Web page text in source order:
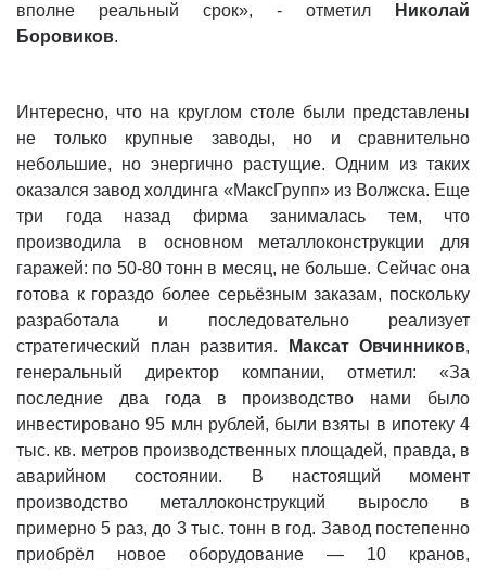
вполне реальный срок», - отметил
Николай
Боровиков.
Интересно, что на круглом столе были представлены
не только крупные заводы, но и сравнительно
небольшие, но энергично растущие. Одним из таких
оказался завод холдинга «МаксГрупп» из Волжска. Еще
три года назад фирма занималась тем, что
производила в основном металлоконструкции для
гаражей: по 50-80 тонн в месяц, не больше. Сейчас она
готова к гораздо более серьёзным заказам, поскольку
разработала и последовательно реализует
стратегический план развития.
Максат Овчинников,
генеральный директор компании, отметил: «За
последние два года в производство нами было
инвестировано 95 млн рублей, были взяты в ипотеку 4
тыс. кв. метров производственных площадей, правда, в
аварийном состоянии. В настоящий момент
производство металлоконструкций выросло в
примерно 5 раз, до 3 тыс. тонн в год. Завод постепенно
приобрёл новое оборудование — 10 кранов,